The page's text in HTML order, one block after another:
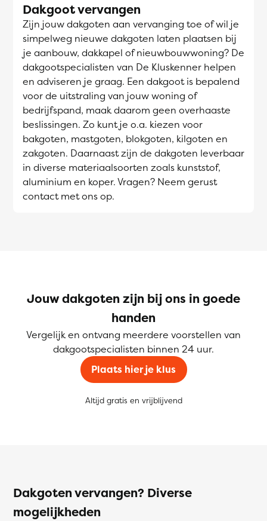
Dakgoot vervangen
Zijn jouw dakgoten aan vervanging toe of wil je
simpelweg nieuwe dakgoten laten plaatsen bij
je aanbouw, dakkapel of nieuwbouwwoning? De
dakgootspecialisten van De Kluskenner helpen
en adviseren je graag. Een dakgoot is bepalend
voor de uitstraling van jouw woning of
bedrijfspand, maak daarom geen overhaaste
beslissingen. Zo kunt je o.a. kiezen voor
bakgoten, mastgoten, blokgoten, kilgoten en
zakgoten. Daarnaast zijn de dakgoten leverbaar
in diverse materiaalsoorten zoals kunststof,
aluminium en koper. Vragen? Neem gerust
contact met ons op.
Jouw dakgoten zijn bij ons in goede
handen
Vergelijk en ontvang meerdere voorstellen van
dakgootspecialisten binnen 24 uur.
Plaats hier je klus
Altijd gratis en vrijblijvend
Dakgoten vervangen? Diverse
mogelijkheden